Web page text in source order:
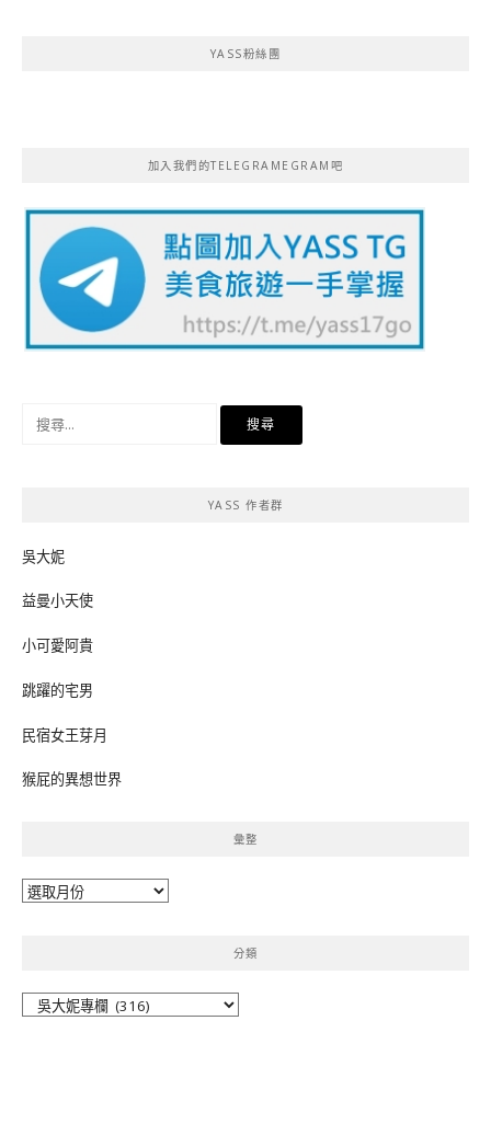
YASS粉絲團
加入我們的TELEGRAMEGRAM吧
YASS 作者群
吳大妮
益曼小天使
小可愛阿貴
跳躍的宅男
民宿女王芽月
猴屁的異想世界
彙整
彙
分類